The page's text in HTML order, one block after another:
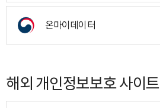
온마이데이터
해외 개인정보보호 사이트